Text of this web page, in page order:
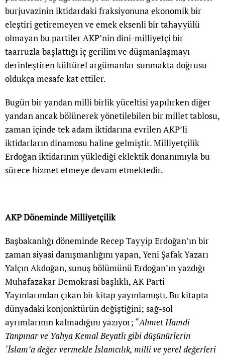
burjuvazinin iktidardaki fraksiyonuna ekonomik bir
eleştiri getiremeyen ve emek eksenli bir tahayyülü
olmayan bu partiler AKP’nin dini-milliyetçi bir
taarruzla başlattığı iç gerilim ve düşmanlaşmayı
derinleştiren kültürel argümanlar sunmakta doğrusu
oldukça mesafe kat ettiler.
Bugün bir yandan milli birlik yüceltisi yapılırken diğer
yandan ancak bölünerek yönetilebilen bir millet tablosu,
zaman içinde tek adam iktidarına evrilen AKP’li
iktidarların dinamosu haline gelmiştir. Milliyetçilik
Erdoğan iktidarının yüklediği eklektik donanımıyla bu
sürece hizmet etmeye devam etmektedir.
AKP Döneminde Milliyetçilik
Başbakanlığı döneminde Recep Tayyip Erdoğan’ın bir
zaman siyasi danışmanlığını yapan, Yeni Şafak Yazarı
Yalçın Akdoğan, sunuş bölümünü Erdoğan’ın yazdığı
Muhafazakar Demokrasi başlıklı, AK Parti
Yayınlarından çıkan bir kitap yayınlamıştı. Bu kitapta
dünyadaki konjonktürün değiştiğini; sağ-sol
ayrımlarının kalmadığını yazıyor; “Ahmet Hamdi
Tanpınar ve Yahya Kemal Beyatlı gibi düşünürlerin
‘İslam’a değer vermekle İslamcılık, milli ve yerel değerleri